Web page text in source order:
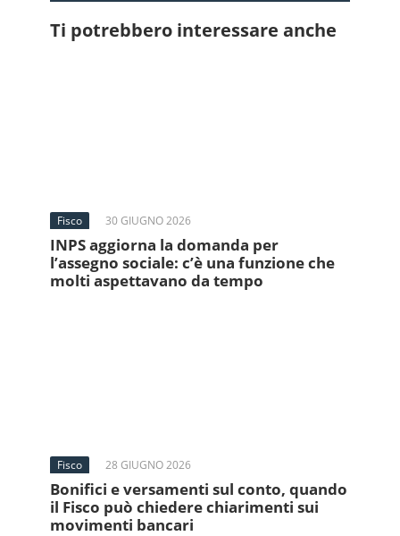
Ti potrebbero interessare anche
Fisco 30 GIUGNO 2026
INPS aggiorna la domanda per
l’assegno sociale: c’è una funzione che
molti aspettavano da tempo
Fisco 28 GIUGNO 2026
Bonifici e versamenti sul conto, quando
il Fisco può chiedere chiarimenti sui
movimenti bancari